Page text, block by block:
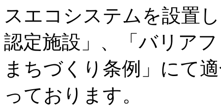
スエコシステムを設置
認定施設」、「バリア
まちづくり条例」にて
っております。